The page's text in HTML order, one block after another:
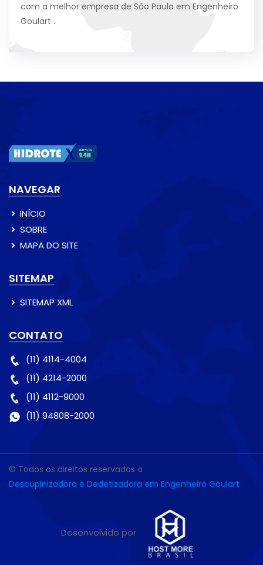
com a melhor empresa de São Paulo em Engenheiro
Goulart .
NAVEGAR
INÍCIO
SOBRE
MAPA DO SITE
SITEMAP
SITEMAP XML
CONTATO
(11) 4114-4004
(11) 4214-2000
(11) 4112-9000
(11) 94808-2000
© Todos os direitos reservados a
Descupinizadora e Dedetizadora em Engenheiro Goulart
Desenvolvido por